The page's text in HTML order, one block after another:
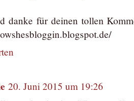
danke für deinen tollen
20. Juni 2015 um 19:26